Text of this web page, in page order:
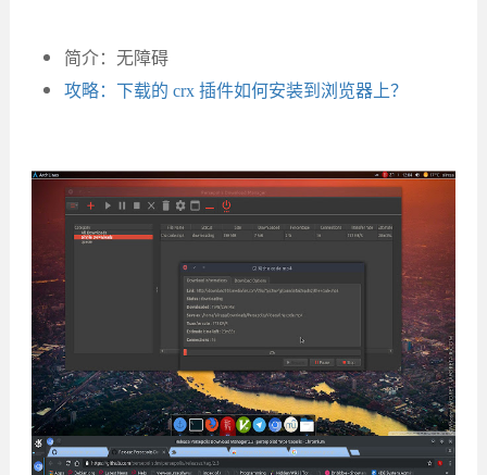
简介：无障碍
攻略：下载的 crx 插件如何安装到浏览器上？